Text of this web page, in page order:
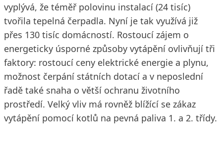
vyplývá, že téměř polovinu instalací (24 tisíc)
tvořila tepelná čerpadla. Nyní je tak využívá již
přes 130 tisíc domácností. Rostoucí zájem o
energeticky úsporné způsoby vytápění ovlivňují tři
faktory: rostoucí ceny elektrické energie a plynu,
možnost čerpání státních dotací a v neposlední
řadě také snaha o větší ochranu životního
prostředí. Velký vliv má rovněž blížící se zákaz
vytápění pomocí kotlů na pevná paliva 1. a 2. třídy.